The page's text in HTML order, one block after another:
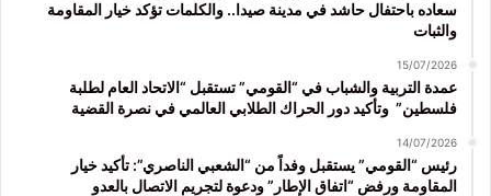
سعاده باحتفال حاشد في مدينة صيدا.. والكلمات تؤكد خيار المقاومة
والثبات
15/07/2026
عمدة التربية والشباب في “القومي” تستقبل “الاتحاد العام لطلبة
فلسطين” وتأكيد دور الحراك الطلابي العالمي في نصرة القضية
14/07/2026
رئيس “القومي” يستقبل وفداً من “الشعبي الناصري”: تأكيد خيار
المقاومة ورفض “اتفاق الإطار” ودعوة لتجريم الاتصال بالعدو